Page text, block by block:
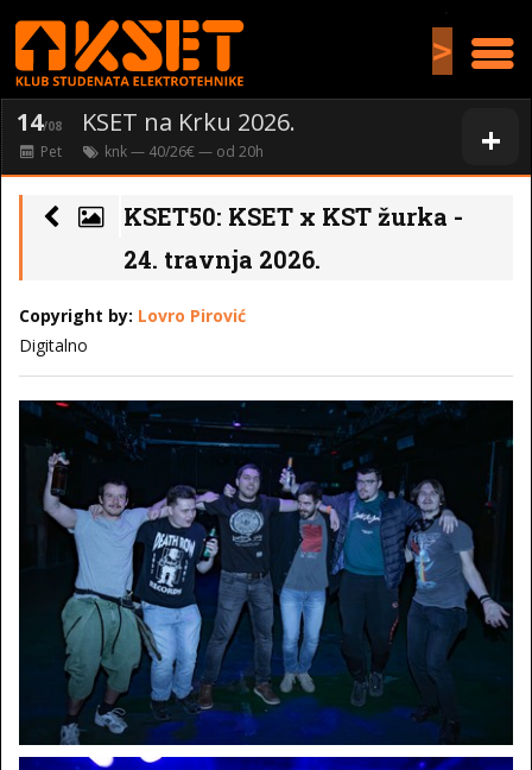
>
+
14/08 KSET na Krku 2026.
Pet knk— 40/26€ — od 20h
KSET50: KSET x KST žurka -
24. travnja 2026.
Copyright by: Lovro Pirović
Digitalno